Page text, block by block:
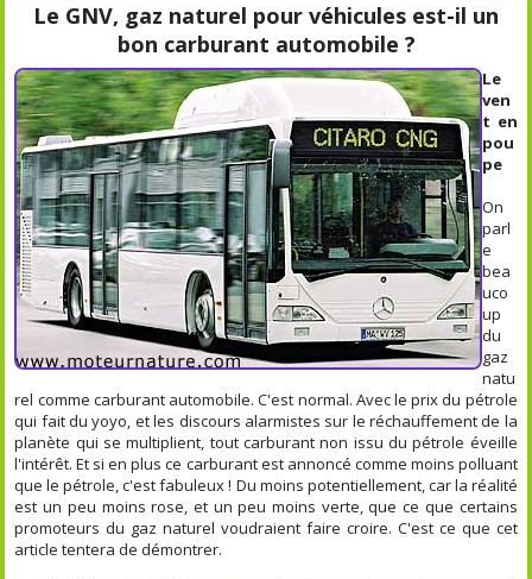
Le GNV, gaz naturel pour véhicules est-il un
bon carburant automobile ?
Le
ven
t en
pou
pe
On
parl
e
bea
uco
up
du
gaz
natu
rel comme carburant automobile. C'est normal. Avec le prix du pétrole
qui fait du yoyo, et les discours alarmistes sur le réchauffement de la
planète qui se multiplient, tout carburant non issu du pétrole éveille
l'intérêt. Et si en plus ce carburant est annoncé comme moins polluant
que le pétrole, c'est fabuleux ! Du moins potentiellement, car la réalité
est un peu moins rose, et un peu moins verte, que ce que certains
promoteurs du gaz naturel voudraient faire croire. C'est ce que cet
article tentera de démontrer.